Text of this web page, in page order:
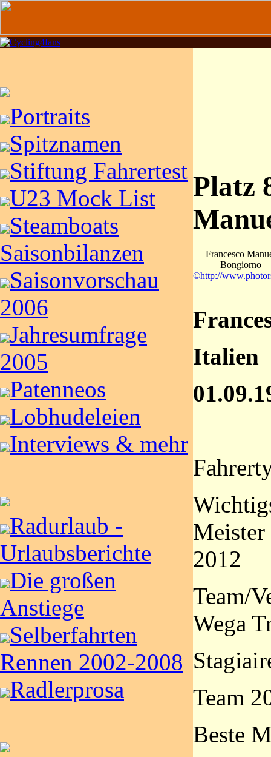
Portraits
Spitznamen
Stiftung Fahrertest
U23 Mock List
Steamboats
Saisonbilanzen
Saisonvorschau
2006
Jahresumfrage
2005
Patenneos
Lobhudeleien
Interviews & mehr
Radurlaub -
Urlaubsberichte
Die großen
Anstiege
Selberfahrten
Rennen 2002-2008
Radlerprosa
Platz
Francesco
Bongiorno
©http://
Italien
Meister
2012
Team/
Wega
Team
Beste